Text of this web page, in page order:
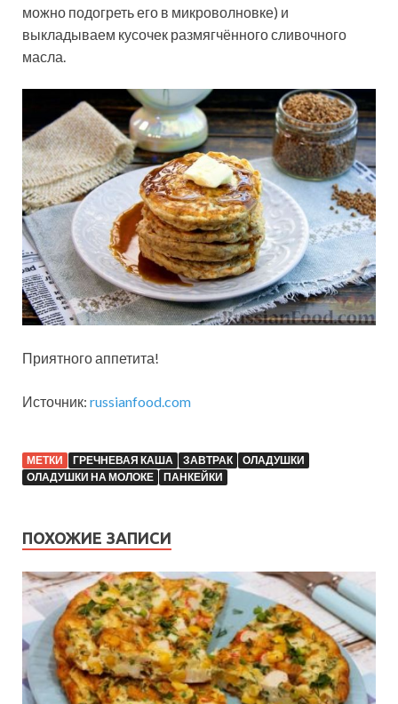
можно подогреть его в микроволновке) и
выкладываем кусочек размягчённого сливочного
масла.
Приятного аппетита!
Источник: russianfood.com
МЕТКИ ГРЕЧНЕВАЯ КАША ЗАВТРАК
ОЛАДУШКИ
ОЛАДУШКИ НА МОЛОКЕ
ПАНКЕЙКИ
ПОХОЖИЕ ЗАПИСИ